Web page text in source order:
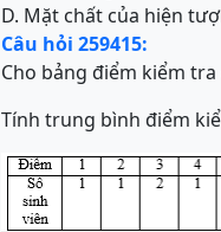
D. Mặt chất của hiện
Câu hỏi 259415:
Cho bảng điểm kiểm
Tính trung bình điểm